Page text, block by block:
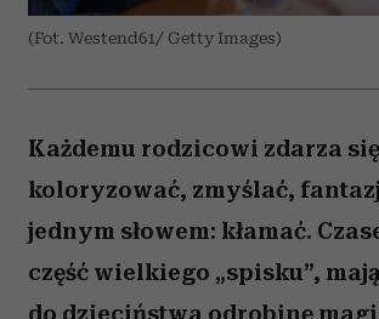
(Fot. Westend61/ Getty Images)
Każdemu rodzicowi zdarza się
koloryzować, zmyślać,
jednym słowem: kłamać.
część wielkiego „spisku”,